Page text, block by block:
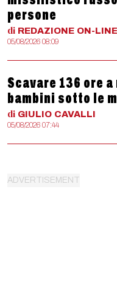
persone
di REDAZIONE ON-LINE
05/08/2026 08:09
Scavare 136 ore
bambini sotto le
di GIULIO CAVALLI
05/08/2026 07:44